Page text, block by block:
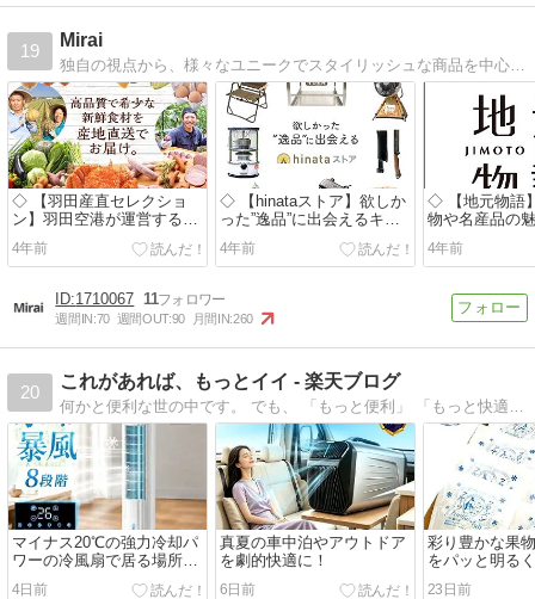
19
Mirai
独自の視点から、様々なユニークでスタイリッシュな商品を中心に、良いお店の素敵な商品をご紹介しています！愛され続ける アフレンドショップへ！
◇ 【羽田産直セレクショ
ン】羽田空港が運営する産
地直送通販
4年前
◇ 【hinataストア】欲しか
った”逸品”に出会えるキャ
ンプ用品のセレクトショッ
プ
4年前
◇ 【地元物語
物や名産品の
ともにお届け！
4年前
1710067 11
週間IN:70 週間OUT:90 月間IN:260
20
これがあれば、もっとイイ - 楽天ブログ
何かと便利な世の中です。 でも、 「もっと便利」 「もっと快適」 そんな「もっとイイ」 そんなものを探していきます。
マイナス20℃の強力冷却パ
ワーの冷風扇で居る場所を
快適に！
4日前
真夏の車中泊やアウトドア
を劇的快適に！
6日前
彩り豊かな果
をパッと明る
ット🍊🍑
23日前